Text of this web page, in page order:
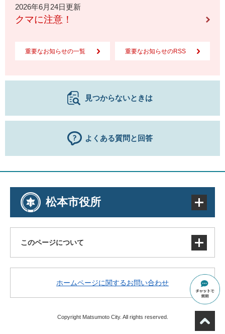
2026年6月24日更新
クマに注意！
重要なお知らせの一覧 重要なお知らせのRSS
見つからないときは
よくある質問と回答
松本市役所
このページについて
著作権・免責事項・リンク
アクセシビリティ
ホームページに関するお問い合わせ
Copyright Matsumoto City. All rights reserved.